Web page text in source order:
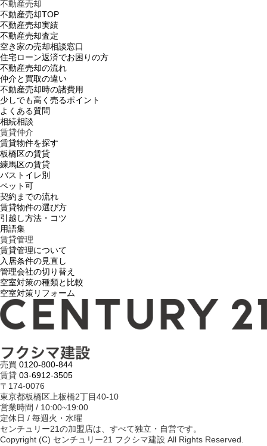
不動産売却
不動産売却TOP
不動産売却実績
不動産売却査定
空き家の売却相談窓口
住宅ローン返済でお困りの方
不動産売却の流れ
仲介と買取の違い
不動産売却時の諸費用
少しでも高く売るポイント
よくある質問
相続相談
賃貸仲介
賃貸物件を探す
板橋区の賃貸
練馬区の賃貸
バストイレ別
ペット可
契約までの流れ
賃貸物件の選び方
引越し方法・コツ
用語集
賃貸管理
賃貸管理について
入居条件の見直し
管理会社の切り替え
空室対策の種類と比較
空室対策リフォーム
売買 0120-800-844
賃貸 03-6912-3505
〒174-0076
東京都板橋区上板橋2丁目40-10
営業時間 / 10:00~19:00
定休日 / 毎週火・水曜
センチュリー21の加盟店は、すべて独立・自営です。
Copyright (C) センチュリー21 フクシマ建設 All Rights Reserved.